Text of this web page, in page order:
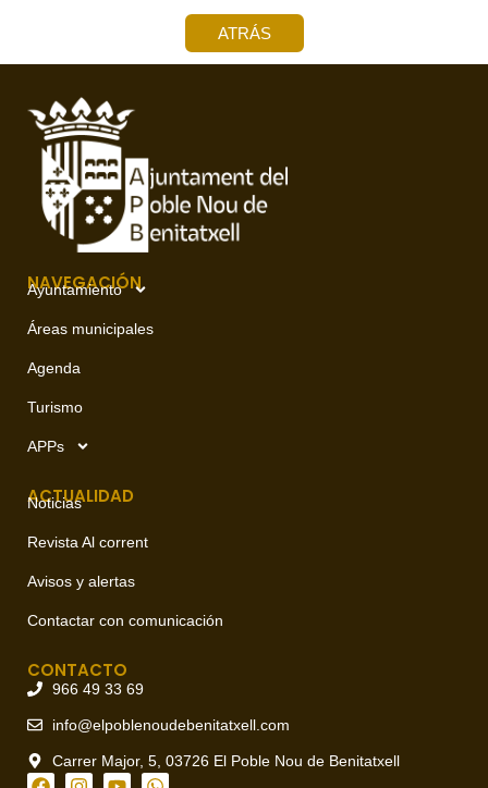
ATRÁS
NAVEGACIÓN
Ayuntamiento
Áreas municipales
Agenda
Turismo
APPs
ACTUALIDAD
Noticias
Revista Al corrent
Avisos y alertas
Contactar con comunicación
CONTACTO
966 49 33 69
info@elpoblenoudebenitatxell.com
Carrer Major, 5, 03726 El Poble Nou de Benitatxell